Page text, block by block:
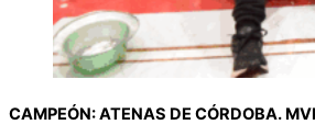
CAMPEÓN: ATENAS DE CÓRDOBA.